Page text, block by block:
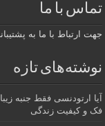
تماس با ما
جهت ارتباط با ما به پشتیبانی واتساپ به
نوشته‌های تازه
آیا ارتودنسی فقط جنبه
فک و کیفیت زندگی